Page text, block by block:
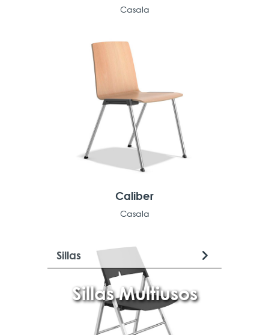
Sillas
Sillas Multiusos
Casala
Caliber
Casala